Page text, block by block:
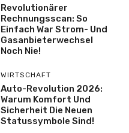
Revolutionärer
Rechnungsscan: So
Einfach War Strom- Und
Gasanbieterwechsel
Noch Nie!
WIRTSCHAFT
Auto-Revolution 2026:
Warum Komfort Und
Sicherheit Die Neuen
Statussymbole Sind!